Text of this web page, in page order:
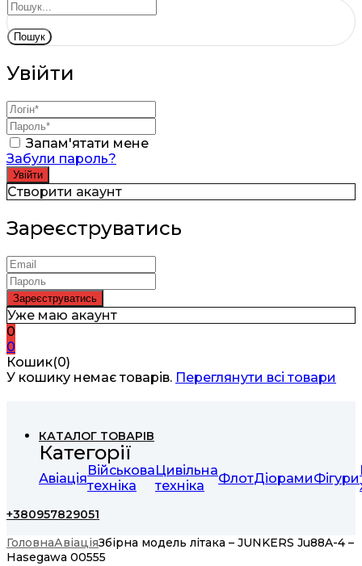
Пошук
Увійти
Запам'ятати мене
Забули пароль?
Створити акаунт
Зареєструватись
Уже маю акаунт
0
0
Кошик(0)
У кошику немає товарів. Переглянути всі товари
КАТАЛОГ ТОВАРІВ
Категорії
АвіаціяВійськова
техніка
Цивільна
техніка
ФлотДіорамиФігури
+380957829051
ГоловнаАвіаціяЗбірна модель літака – JUNKERS Ju88A-4 –
Hasegawa 00555